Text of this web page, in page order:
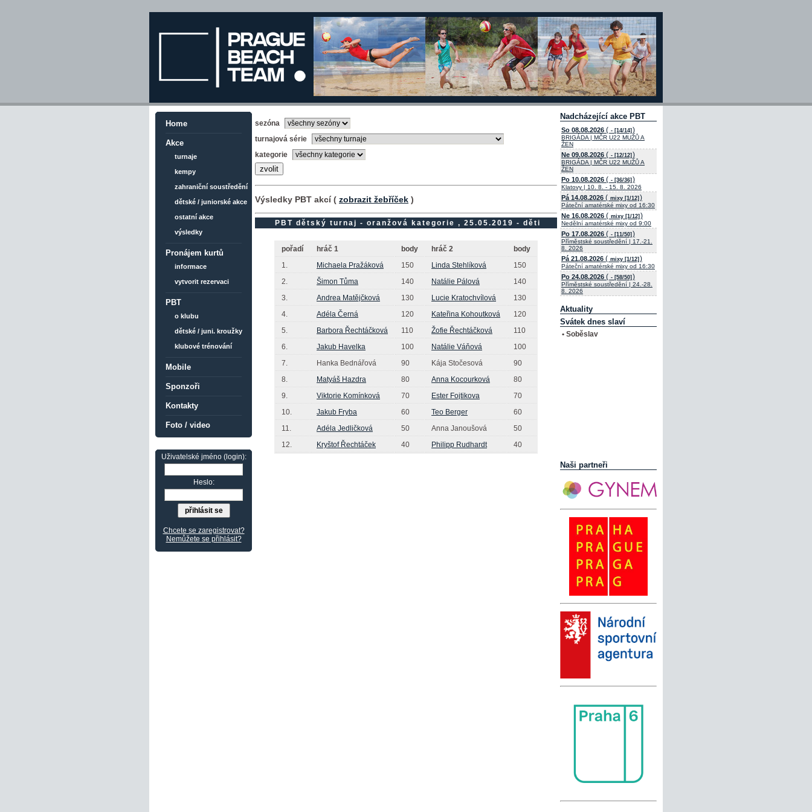
Home
Akce
turnaje
kempy
zahraniční soustředění
dětské / juniorské akce
ostatní akce
výsledky
Pronájem kurtů
informace
vytvorit rezervaci
PBT
o klubu
dětské / juni. kroužky
klubové trénování
Mobile
Sponzoři
Kontakty
Foto / video
Uživatelské jméno (login):
Heslo:
Chcete se zaregistrovat?
Nemůžete se přihlásit?
sezóna
turnajová série
kategorie
Výsledky PBT akcí ( zobrazit žebříček )
PBT dětský turnaj - oranžová kategorie , 25.05.2019 - děti
pořadí hráč 1 body hráč 2
body
1.
Michaela Pražáková 150 Linda Stehlíková
150
2.
Šimon Tůma 140 Natálie Pálová
140
3.
Andrea Matějčková 130 Lucie Kratochvílová
130
4.
Adéla Černá 120 Kateřina Kohoutková
120
5.
Barbora Řechtáčková 110 Žofie Řechtáčková
110
6.
Jakub Havelka 100 Natálie Váňová
100
7.
Hanka Bednářová 90 Kája Stočesová
90
8.
Matyáš Hazdra 80 Anna Kocourková
80
9.
Viktorie Komínková 70 Ester Fojtikova
70
10.
Jakub Fryba 60 Teo Berger
60
11.
Adéla Jedličková 50 Anna Janoušová
50
12.
Kryštof Řechtáček 40 Philipp Rudhardt 40
Nadcházející akce PBT
So 08.08.2026 ( - [14/14] )
BRIGÁDA | MČR U22 MUŽŮ A
ŽEN
Ne 09.08.2026 ( - [12/12] )
BRIGÁDA | MČR U22 MUŽŮ A
ŽEN
Po 10.08.2026 ( - [36/36] )
Klatovy | 10. 8. - 15. 8. 2026
Pá 14.08.2026 ( mixy [1/12] )
Páteční amatérské mixy od 16:30
Ne 16.08.2026 ( mixy [1/12] )
Nedělní amatérské mixy od 9:00
Po 17.08.2026 ( - [11/50] )
Příměstské soustředění | 17.-21.
8. 2026
Pá 21.08.2026 ( mixy [1/12] )
Páteční amatérské mixy od 16:30
Po 24.08.2026 ( - [58/50] )
Příměstské soustředění | 24.-28.
8. 2026
Aktuality
Svátek dnes slaví
• Soběslav
Naši partneři